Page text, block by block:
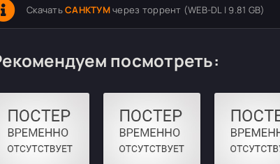
СкачатьСАНКТУМчерез торрент (WEB-DL | 9.81 GB)
посмотреть: